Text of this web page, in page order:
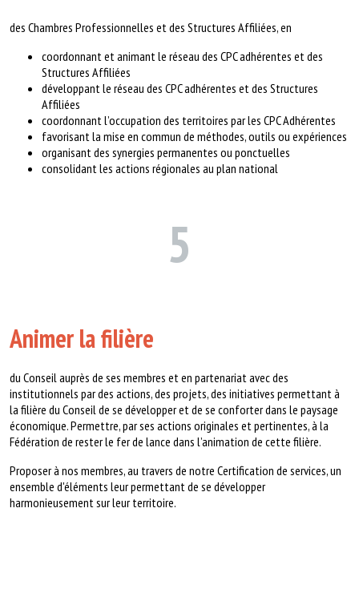
des Chambres Professionnelles et des Structures Affiliées, en
coordonnant et animant le réseau des CPC adhérentes et des
Structures Affiliées
développant le réseau des CPC adhérentes et des Structures
Affiliées
coordonnant l’occupation des territoires par les CPC Adhérentes
favorisant la mise en commun de méthodes, outils ou expériences
organisant des synergies permanentes ou ponctuelles
consolidant les actions régionales au plan national
5
Animer la filière
du Conseil auprès de ses membres et en partenariat avec des
institutionnels par des actions, des projets, des initiatives permettant à
la filière du Conseil de se développer et de se conforter dans le paysage
économique. Permettre, par ses actions originales et pertinentes, à la
Fédération de rester le fer de lance dans l’animation de cette filière.
Proposer à nos membres, au travers de notre Certification de services, un
ensemble d'éléments leur permettant de se développer
harmonieusement sur leur territoire.